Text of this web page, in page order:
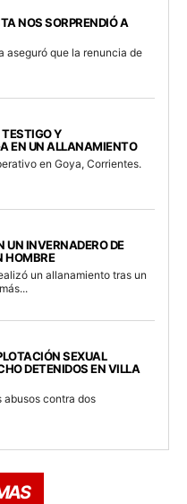
NOS SORPRENDIÓ A
aseguró que la renuncia de
Y
EN UN ALLANAMIENTO
en Goya, Corrientes.
INVERNADERO DE
HOMBRE
un allanamiento tras un
SEXUAL
DETENIDOS EN VILLA
contra dos